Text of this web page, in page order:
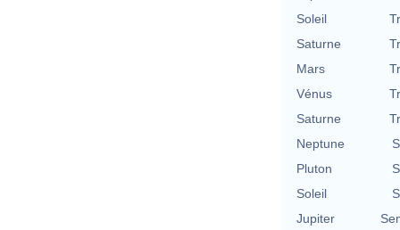
Soleil
Saturne
Mars
Vénus
Saturne
Neptune
Pluton
Soleil
Jupiter